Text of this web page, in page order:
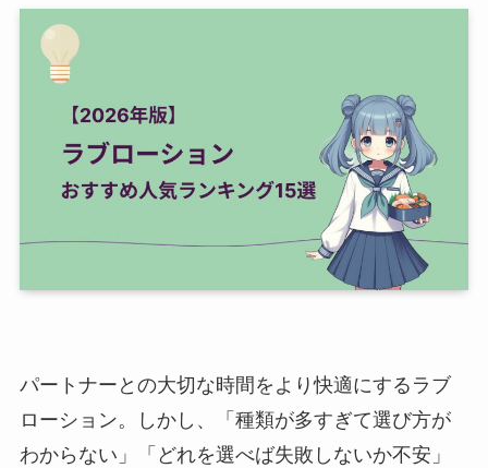
パートナーとの大切な時間をより快適にするラブ
ローション。しかし、「種類が多すぎて選び方が
わからない」「どれを選べば失敗しないか不安」